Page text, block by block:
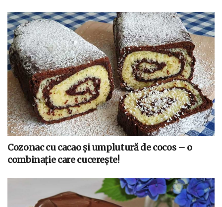
Cozonac cu cacao și umplutură de cocos – o
combinație care cucerește!